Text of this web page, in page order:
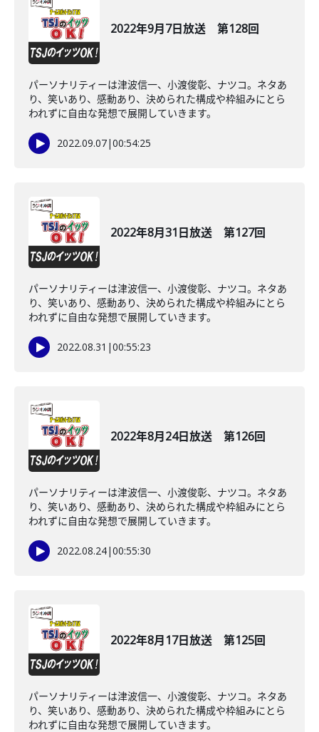
2022年9月7日放送 第128回
パーソナリティーは津波信一、小渡俊彰、ナツコ。ネタあ
り、笑いあり、感動あり、決められた構成や枠組みにとら
われずに自由な発想で展開していきます。
2022.09.07|00:54:25
2022年8月31日放送 第127回
パーソナリティーは津波信一、小渡俊彰、ナツコ。ネタあ
り、笑いあり、感動あり、決められた構成や枠組みにとら
われずに自由な発想で展開していきます。
2022.08.31 |00:55:23
2022年8月24日放送 第126回
パーソナリティーは津波信一、小渡俊彰、ナツコ。ネタあ
り、笑いあり、感動あり、決められた構成や枠組みにとら
われずに自由な発想で展開していきます。
2022.08.24|00:55:30
2022年8月17日放送 第125回
パーソナリティーは津波信一、小渡俊彰、ナツコ。ネタあ
り、笑いあり、感動あり、決められた構成や枠組みにとら
われずに自由な発想で展開していきます。